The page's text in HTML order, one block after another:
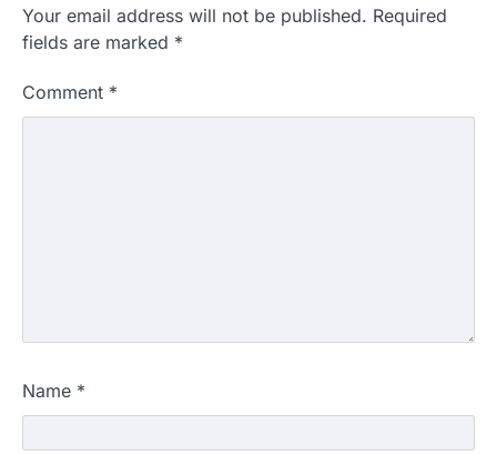
Your email address will not be published. Required
fields are marked *
Comment *
Name *